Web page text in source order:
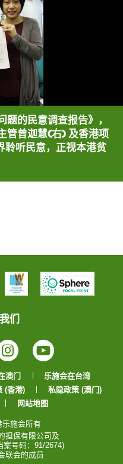
的民意调查报告》，
管曾迦慧(右) 及香港项
聆听民意，正视本港贫
们
YouTube
澳门
乐施会在台湾
(香港)
私隐政策 (澳门)
网站地图
施会所有
担保有限公司及
案号码：91/2674)
联会的成员